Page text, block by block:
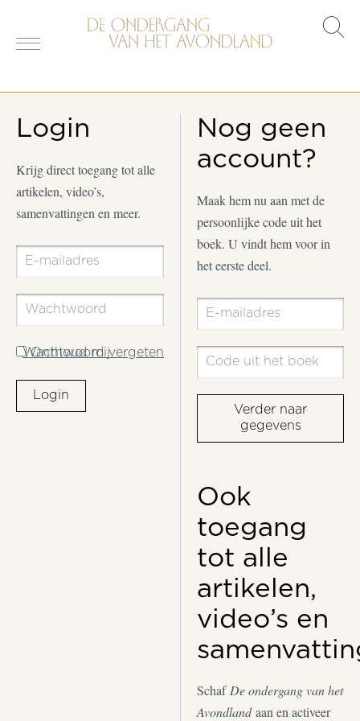
Login
Krijg direct toegang tot alle
artikelen, video’s,
samenvattingen en meer.
Wachtwoord vergeten
Onthoud mij
Login
Nog geen
account?
Maak hem nu aan met de
persoonlijke code uit het
boek. U vindt hem voor in
het eerste deel.
Verder naar
gegevens
Ook
toegang
tot alle
artikelen,
video’s en
Schaf De ondergang van het
Avondlandaan en activeer